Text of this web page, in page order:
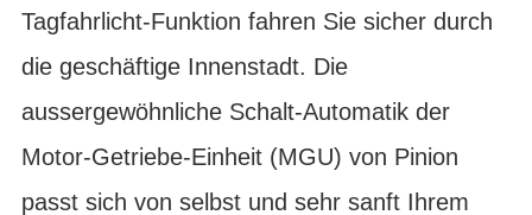
Tagfahrlicht-Funktion fahren Sie sicher durch
die geschäftige Innenstadt. Die
aussergewöhnliche Schalt-Automatik der
Motor-Getriebe-Einheit (MGU) von Pinion
passt sich von selbst und sehr sanft Ihrem